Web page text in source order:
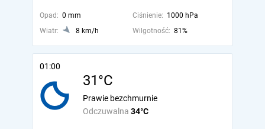
Opad: 0 mm Ciśnienie: 1000 hPa
Wiatr:
8 km/h Wilgotność: 81%
01:00
31°C
Odczuwalna 34°C
Prawie bezchmurnie